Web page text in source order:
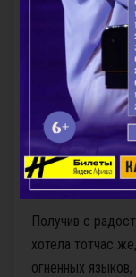
Грузии
Получив с
хотела тотчас
огненных